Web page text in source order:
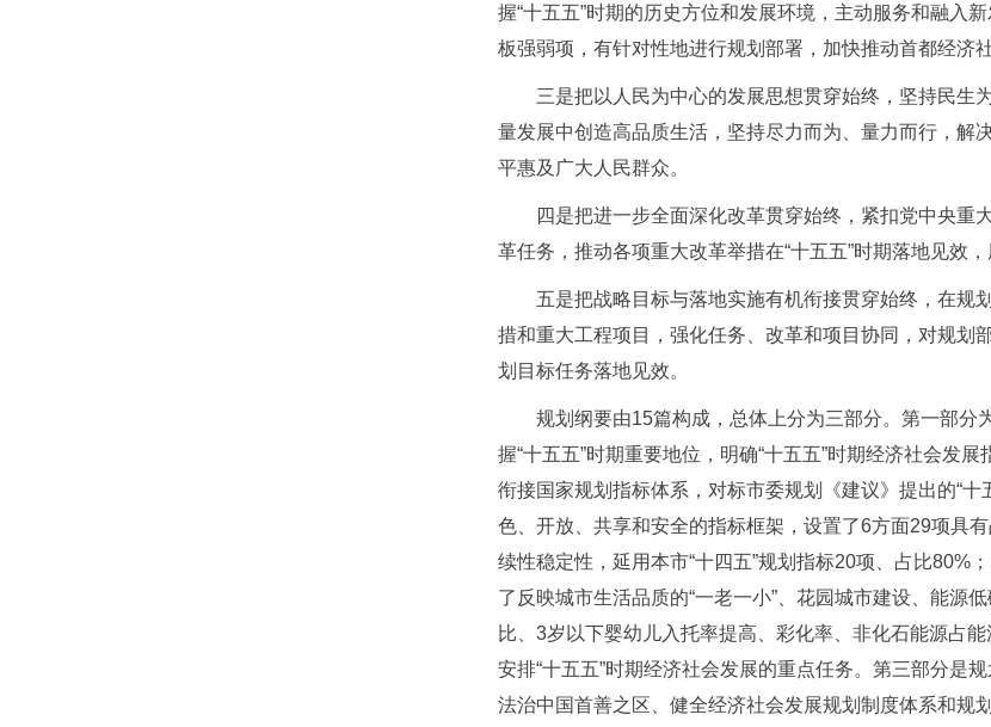
握“十五五”时期的历史方位和发展环境，主动服务和融入
板强弱项，有针对性地进行规划部署，加快推动首都经济
三是把以人民为中心的发展思想贯穿始终，坚持民生
量发展中创造高品质生活，坚持尽力而为、量力而行，解
平惠及广大人民群众。
四是把进一步全面深化改革贯穿始终，紧扣党中央重
革任务，推动各项重大改革举措在“十五五”时期落地见效
五是把战略目标与落地实施有机衔接贯穿始终，在规
措和重大工程项目，强化任务、改革和项目协同，对规划
划目标任务落地见效。
规划纲要由15篇构成，总体上分为三部分。第一部分
握“十五五”时期重要地位，明确“十五五”时期经济社会发
衔接国家规划指标体系，对标市委规划《建议》提出的“
色、开放、共享和安全的指标框架，设置了6方面29项具
续性稳定性，延用本市“十四五”规划指标20项、占比80%
了反映城市生活品质的“一老一小”、花园城市建设、能源
比、3岁以下婴幼儿入托率提高、彩化率、非化石能源占
安排“十五五”时期经济社会发展的重点任务。第三部分是
法治中国首善之区、健全经济社会发展规划制度体系和规